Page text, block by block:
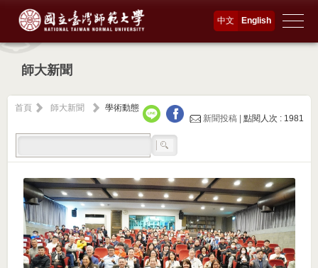
English
中文
師大新聞
首頁 師大新聞
學術動態
新聞投稿 |點閱人次 : 1981